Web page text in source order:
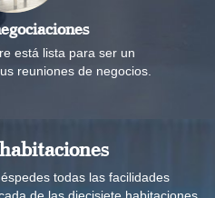
está lista para ser un
reuniones de negocios.
todas las facilidades